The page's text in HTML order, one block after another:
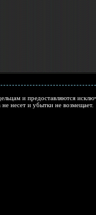
и предоставляются
несет и убытки не возмещает.